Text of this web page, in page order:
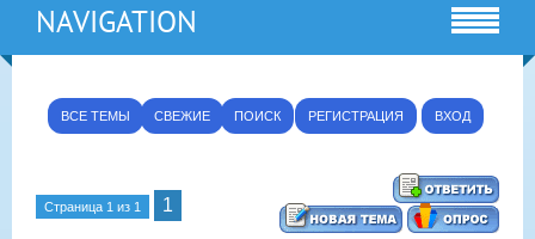
NAVIGATION
ВСЕ ТЕМЫ СВЕЖИЕ ПОИСК РЕГИСТРАЦИЯ ВХОД
Страница 1 из 1 1